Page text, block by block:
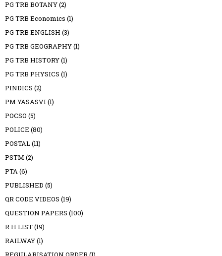
PG TRB BOTANY(2)
PG TRB Economics (1)
PG TRB ENGLISH (3)
PG TRB GEOGRAPHY(1)
PG TRB HISTORY(1)
PG TRB PHYSICS (1)
PINDICS (2)
PM YASASVI (1)
POCSO (5)
POLICE (80)
POSTAL(11)
PSTM (2)
PTA(6)
PUBLISHED (5)
QR CODE VIDEOS (19)
QUESTION PAPERS (100)
R H LIST(19)
RAILWAY(1)